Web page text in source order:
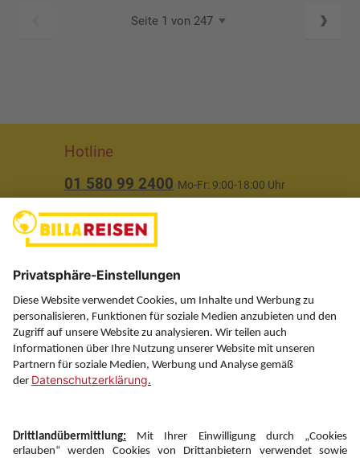
Seite 1 von 247
Hotline
01 580 99 2400 Mo-Fr: 9:00-18:00 Uhr
Über uns
Service
Information
Folgen Sie uns auf
Newsletter: